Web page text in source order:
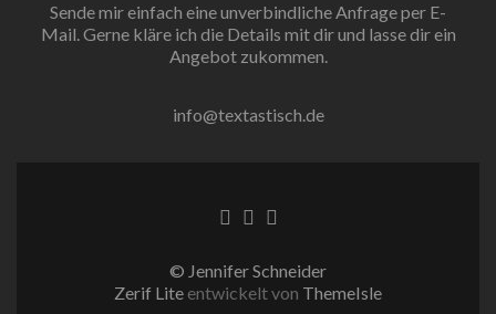
Sende mir einfach eine unverbindliche Anfrage per E-
Mail. Gerne kläre ich die Details mit dir und lasse dir ein
Angebot zukommen.
info@textastisch.de
Facebook-Link
Twitter-Link
Instagram Link
© Jennifer Schneider
Zerif Lite entwickelt von ThemeIsle